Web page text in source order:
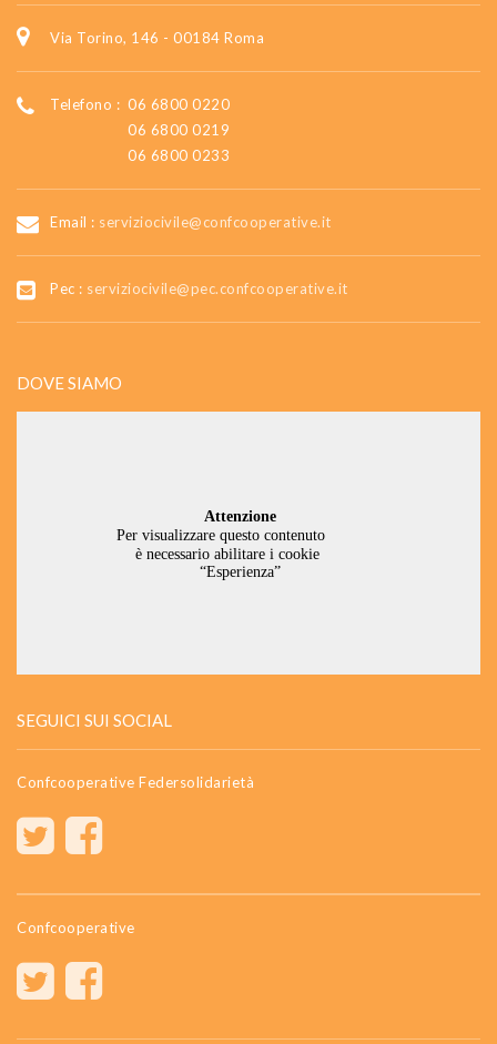
Via Torino, 146 - 00184 Roma
Telefono : 06 6800 0220
06 6800 0219
06 6800 0233
Email : serviziocivile@confcooperative.it
Pec : serviziocivile@pec.confcooperative.it
DOVE SIAMO
SEGUICI SUI SOCIAL
Confcooperative Federsolidarietà
Confcooperative